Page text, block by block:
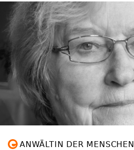
ANWÄLTIN DER MENSCHEN